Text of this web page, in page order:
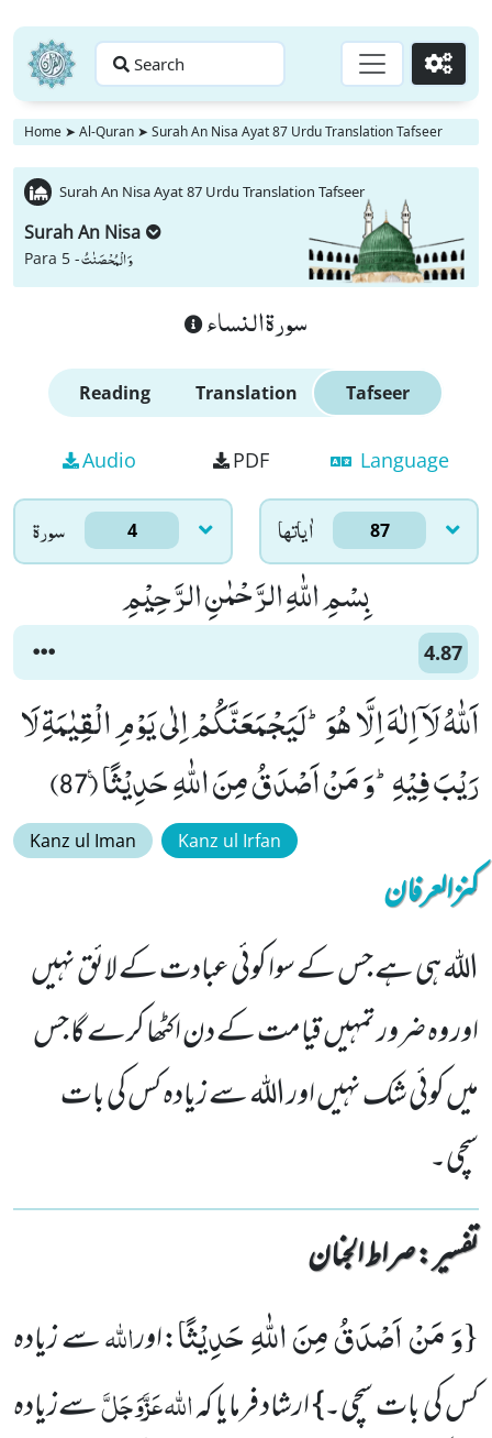
Search Go
Home ➤ Al-Quran ➤ Surah An Nisa Ayat 87 Urdu Translation Tafseer
Surah An Nisa Ayat 87 Urdu Translation Tafseer
Surah An Nisa
Para 5 -وَ الْمُحْصَنٰتُ
سورة النساء
Reading Translation Tafseer
Audio PDF Language
سورۃ 4 اٰياتها 87
بِسْمِ اللّٰهِ الرَّحْمٰنِ الرَّحِیْمِ
4.87
اَللّٰهُ لَاۤ اِلٰهَ اِلَّا هُوَؕ-لَیَجْمَعَنَّكُمْ اِلٰى یَوْمِ الْقِیٰمَةِ لَا
رَیْبَ فِیْهِؕ-وَ مَنْ اَصْدَقُ مِنَ اللّٰهِ حَدِیْثًا۠ (87)
Kanz ul Iman Kanz ul Irfan
کنزالعرفان
اللہ ہی ہے جس کے سوا کوئی عبادت کے لائق نہیں
اور وہ ضرور تمہیں قیامت کے دن اکٹھا کرے گا جس
میں کوئی شک نہیں اور اللہ سے زیادہ کس کی بات
سچی۔
تفسیر : ‎صراط الجنان
{وَ مَنْ اَصْدَقُ مِنَ اللّٰهِ حَدِیْثًا:اوراللہسے زیادہ
کس کی بات سچی۔} ارشاد فرمایا کہاللہعَزَّوَجَلَّسےزیادہ